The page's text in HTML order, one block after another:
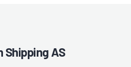
Shipping AS